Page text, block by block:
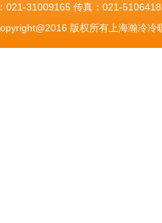
021-31009165 传真：021-
版权所有上海瀚冷冷